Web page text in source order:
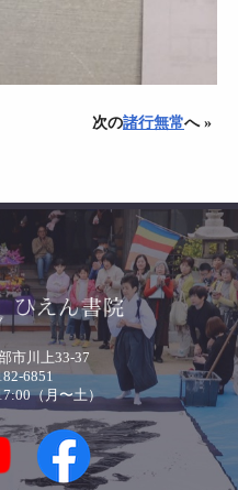
次の諸行無常へ »
市川上33-37
6851
（月〜土）